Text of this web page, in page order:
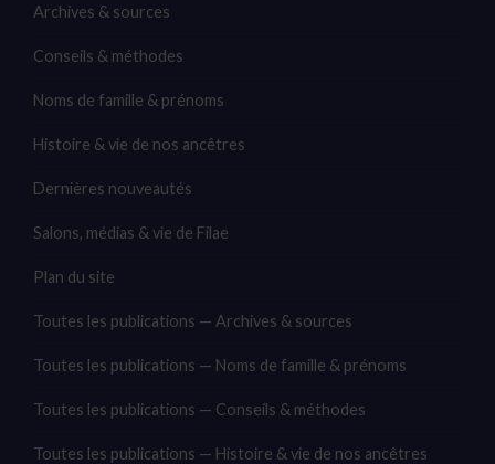
Archives & sources
Conseils & méthodes
Noms de famille & prénoms
Histoire & vie de nos ancêtres
Dernières nouveautés
Salons, médias & vie de Filae
Plan du site
Toutes les publications — Archives & sources
Toutes les publications — Noms de famille & prénoms
Toutes les publications — Conseils & méthodes
Toutes les publications — Histoire & vie de nos ancêtres